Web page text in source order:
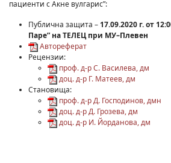
пациенти с Акне вулгарис”:
Публична защита – 17.09.2020 г. от
Паре” на ТЕЛЕЦ при МУ–Плевен
Автореферат
Рецензии:
проф. д-р С. Василева, дм
доц. д-р Г. Матеев, дм
Становища:
проф. д-р Д. Господинов, дмн
доц. д-р Д. Грозева, дм
доц. д-р И. Йорданова, дм